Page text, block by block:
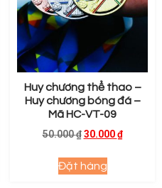
Huy chương thể thao –
Huy chương bóng đá –
Mã HC-VT-09
50.000₫ 30.000₫
Đặt hàng